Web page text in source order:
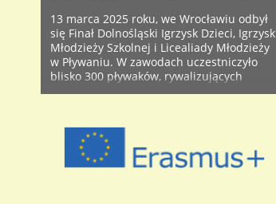
13 marca 2025 roku, we Wrocławiu odbył
się Finał Dolnośląski Igrzysk Dzieci, Igrzysk
Młodzieży Szkolnej i Licealiady Młodzieży
w Pływaniu. W zawodach uczestniczyło
blisko 300 pływaków, rywalizujących
zarówno w konkurencjach sztafetowych,
miejsce, natomiast drużyna dziewcząt
uplasowała się na 7 pozycji wśród szkół
średnich na Dolnym Śląsku. ..